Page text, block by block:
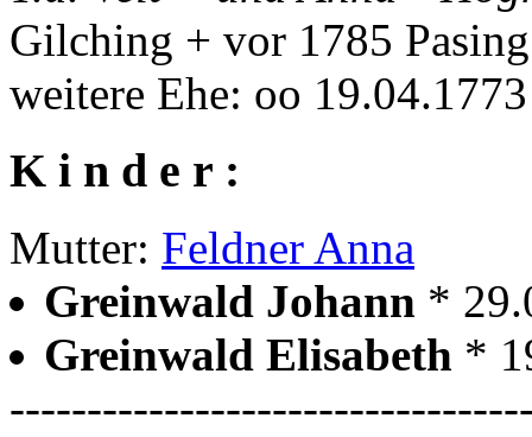
Gilching + vor 1785 Pasing
weitere Ehe: oo
K i n d e r :
Mutter: Feldner Anna
Greinwald Johann *
Greinwald Elisabeth *